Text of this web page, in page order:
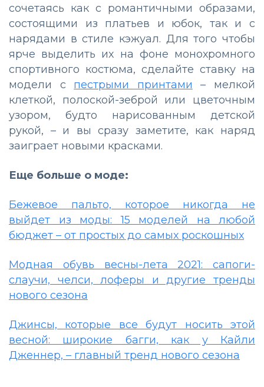
сочетаясь как с романтичными образами,
состоящими из платьев и юбок, так и с
нарядами в стиле кэжуал. Для того чтобы
ярче выделить их на фоне монохромного
спортивного костюма, сделайте ставку на
модели с пестрыми принтами – мелкой
клеткой, полоской-зеброй или цветочным
узором, будто нарисованным детской
рукой, – и вы сразу заметите, как наряд
заиграет новыми красками.
Еще больше о моде:
Бежевое пальто, которое никогда не
выйдет из моды: 15 моделей на любой
бюджет – от простых до самых роскошных
Модная обувь весны-лета 2021: сапоги-
слаучи, челси, лоферы и другие тренды
нового сезона
Джинсы, которые все будут носить этой
весной: широкие багги, как у Кайли
Дженнер, – главный тренд нового сезона